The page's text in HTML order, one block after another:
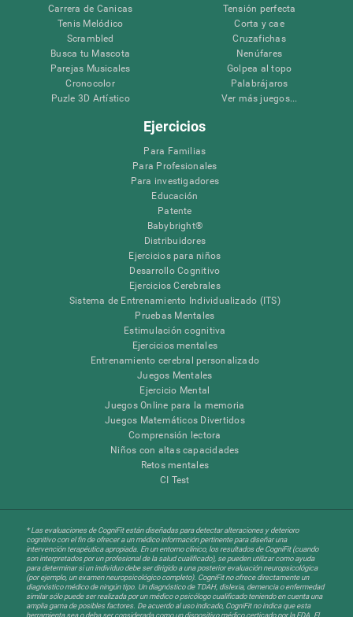
Carrera de Canicas
Tenis Melódico
Scrambled
Busca tu Mascota
Parejas Musicales
Cronocolor
Puzle 3D Artístico
Tensión perfecta
Corta y cae
Cruzafichas
Nenúfares
Golpea al topo
Palabrájaros
Ver más juegos...
Ejercicios
Para Familias
Para Profesionales
Para investigadores
Educación
Patente
Babybright®
Distribuidores
Ejercicios para niños
Desarrollo Cognitivo
Ejercicios Cerebrales
Sistema de Entrenamiento Individualizado (ITS)
Pruebas Mentales
Estimulación cognitiva
Ejercicios mentales
Entrenamiento cerebral personalizado
Juegos Mentales
Ejercicio Mental
Juegos Online para la memoria
Juegos Matemáticos Divertidos
Comprensión lectora
Niños con altas capacidades
Retos mentales
CI Test
* Las evaluaciones de CogniFit están diseñadas para detectar alteraciones y deterioro
cognitivo con el fin de ofrecer a un médico información pertinente para diseñar una
intervención terapéutica apropiada. En un entorno clínico, los resultados de CogniFit (cuando
son interpretados por un profesional de la salud cualificado), se pueden utilizar como ayuda
para determinar si un individuo debe ser dirigido a una posterior evaluación neuropsicológica
(por ejemplo, un examen neuropsicológico completo). CogniFit no ofrece directamente un
diagnóstico médico de ningún tipo. Un diagnóstico de TDAH, dislexia, demencia o enfermedad
similar sólo puede ser realizada por un médico o psicólogo cualificado teniendo en cuenta una
amplia gama de posibles factores. De acuerdo al uso indicado, CogniFit no indica que esta
herramienta sea o deba ser considerada como un dispositivo médico certicado por la FDA. El